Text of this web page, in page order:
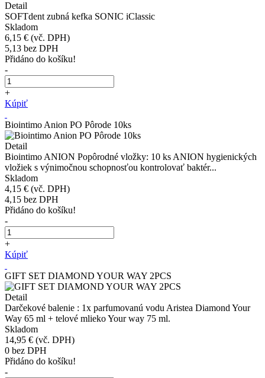
Detail
SOFTdent zubná kefka SONIC iClassic
Skladom
6,15 € (vč. DPH)
5,13 bez DPH
Přidáno do košíku!
-
+
Kúpiť
Biointimo Anion PO Pôrode 10ks
Detail
Biointimo ANION Popôrodné vložky: 10 ks ANION hygienických
vložiek s výnimočnou schopnosťou kontrolovať baktér...
Skladom
4,15 € (vč. DPH)
4,15 bez DPH
Přidáno do košíku!
-
+
Kúpiť
GIFT SET DIAMOND YOUR WAY 2PCS
Detail
Darčekové balenie : 1x parfumovanú vodu Aristea Diamond Your
Way 65 ml + telové mlieko Your way 75 ml.
Skladom
14,95 € (vč. DPH)
0 bez DPH
Přidáno do košíku!
-